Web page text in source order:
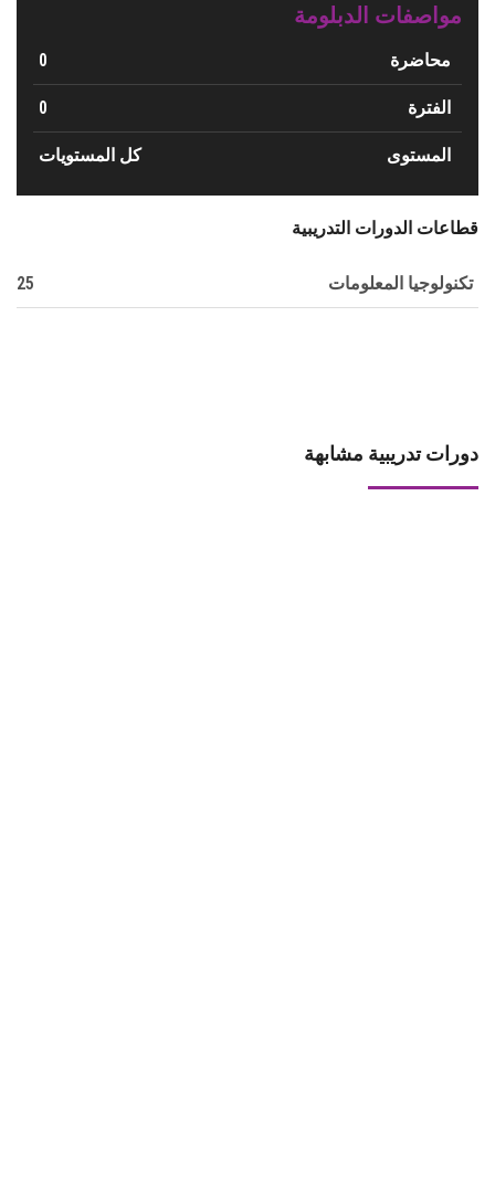
مواصفات الدبلومة
محاضرة 0
الفترة 0
المستوى كل المستويات
قطاعات الدورات التدريبية
تكنولوجيا المعلومات 25
دورات تدريبية مشابهة